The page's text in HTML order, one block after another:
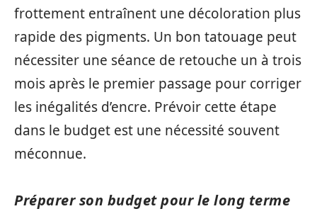
frottement entraînent une décoloration plus
rapide des pigments. Un bon tatouage peut
nécessiter une séance de retouche un à trois
mois après le premier passage pour corriger
les inégalités d’encre. Prévoir cette étape
dans le budget est une nécessité souvent
méconnue.
Préparer son budget pour le long terme